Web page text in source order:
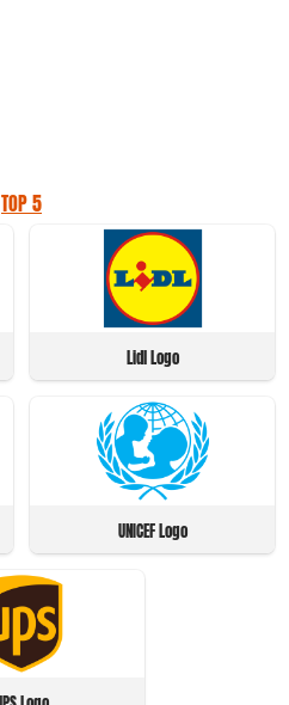
TOP 5
Lidl Logo
UNICEF Logo